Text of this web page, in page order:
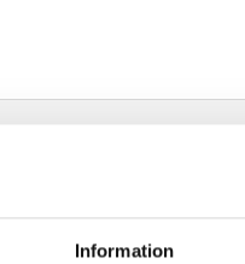
Information